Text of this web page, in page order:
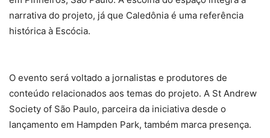
narrativa do projeto, já que Caledônia é uma referência
histórica à Escócia.
O evento será voltado a jornalistas e produtores de
conteúdo relacionados aos temas do projeto. A St Andrew
Society of São Paulo, parceira da iniciativa desde o
lançamento em Hampden Park, também marca presença.